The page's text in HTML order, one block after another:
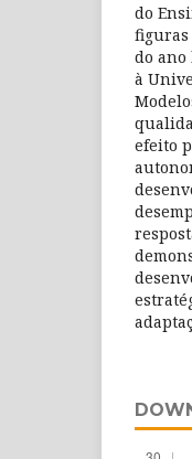
do
figuras
do ano
à
efeito